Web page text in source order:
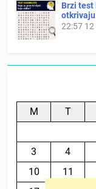
Brzi test
22:57 12
M T
3
4
10
11